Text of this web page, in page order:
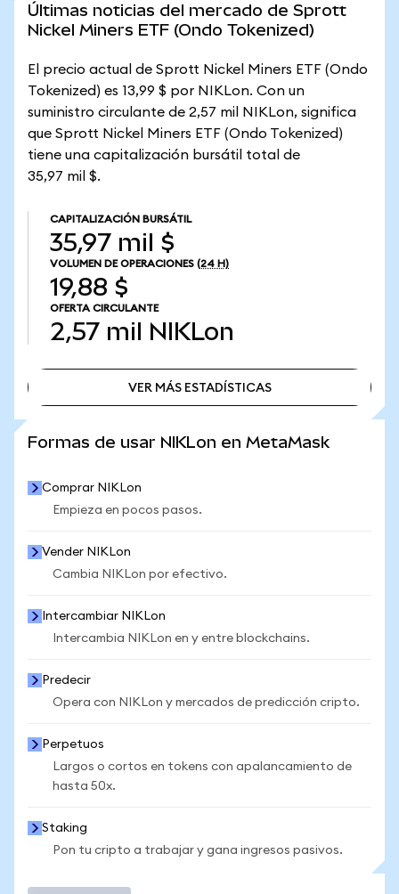
Últimas noticias del mercado de Sprott
Nickel Miners ETF (Ondo Tokenized)
El precio actual de Sprott Nickel Miners ETF (Ondo
Tokenized) es 13,99 $ por NIKLon. Con un
suministro circulante de 2,57 mil NIKLon, significa
que Sprott Nickel Miners ETF (Ondo Tokenized)
tiene una capitalización bursátil total de
35,97 mil $.
CAPITALIZACIÓN BURSÁTIL
35,97 mil $
VOLUMEN DE OPERACIONES (24 H)
19,88 $
OFERTA CIRCULANTE
2,57 mil NIKLon
VER MÁS ESTADÍSTICAS
Formas de usar NIKLon en MetaMask
Comprar NIKLon
Empieza en pocos pasos.
Vender NIKLon
Cambia NIKLon por efectivo.
Intercambiar NIKLon
Intercambia NIKLon en y entre blockchains.
Predecir
Opera con NIKLon y mercados de predicción cripto.
Perpetuos
Largos o cortos en tokens con apalancamiento de
hasta 50x.
Staking
Pon tu cripto a trabajar y gana ingresos pasivos.